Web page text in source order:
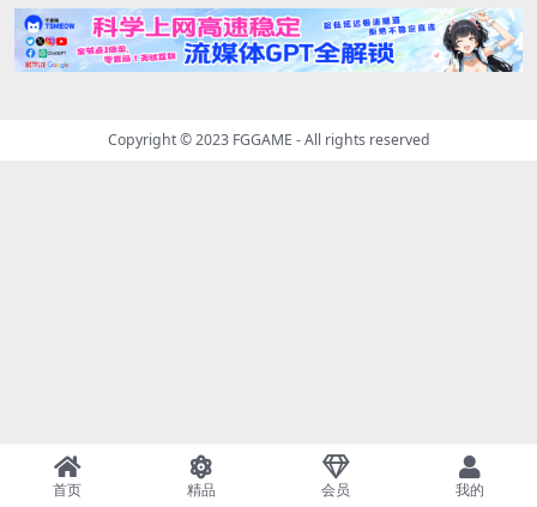
Copyright © 2023 FGGAME - All rights reserved
首页 精品 会员 我的